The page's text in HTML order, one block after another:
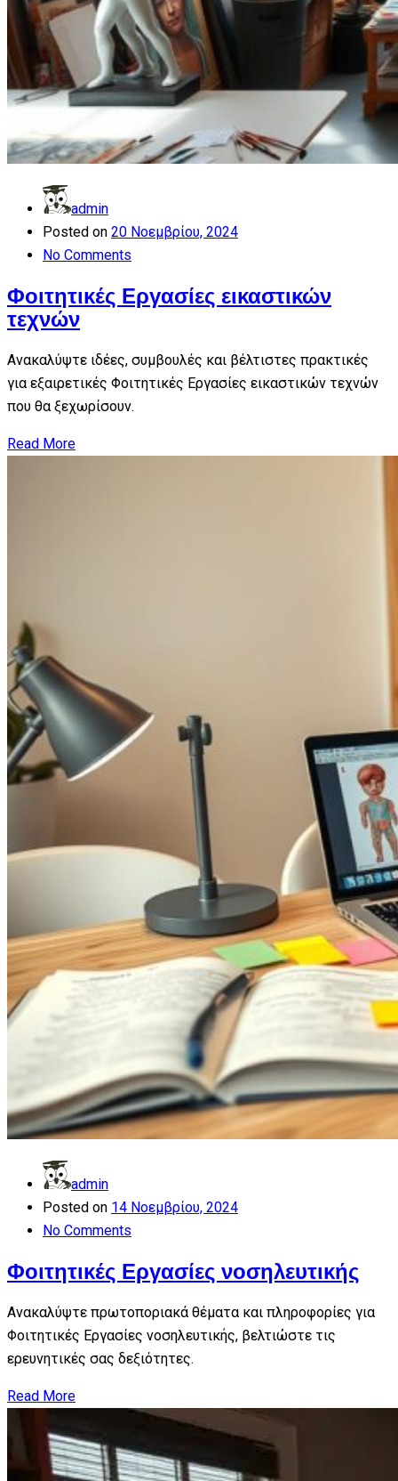
admin
Posted on 20 Νοεμβρίου, 2024
No Comments
Φοιτητικές Εργασίες εικαστικών
τεχνών
Ανακαλύψτε ιδέες, συμβουλές και βέλτιστες πρακτικές
για εξαιρετικές Φοιτητικές Εργασίες εικαστικών τεχνών
που θα ξεχωρίσουν.
Read More
admin
Posted on 14 Νοεμβρίου, 2024
No Comments
Φοιτητικές Εργασίες νοσηλευτικής
Ανακαλύψτε πρωτοποριακά θέματα και πληροφορίες για
Φοιτητικές Εργασίες νοσηλευτικής, βελτιώστε τις
ερευνητικές σας δεξιότητες.
Read More